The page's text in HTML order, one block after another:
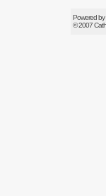
Powered by
© 2007